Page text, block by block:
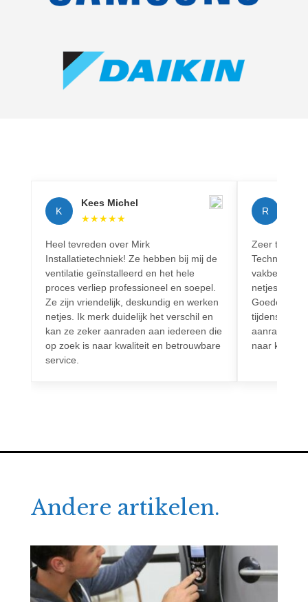
K
Kees Michel
★★★★★
Heel tevreden over Mirk
Installatietechniek! Ze hebben bij mij de
ventilatie geïnstalleerd en het hele
proces verliep professioneel en soepel.
Ze zijn vriendelijk, deskundig en werken
netjes. Ik merk duidelijk het verschil en
kan ze zeker aanraden aan iedereen die
op zoek is naar kwaliteit en betrouwbare
service.
R
Zeer
Techniek!
netjes en
Goede
tijdens het
aanrader
naar
Andere artikelen.